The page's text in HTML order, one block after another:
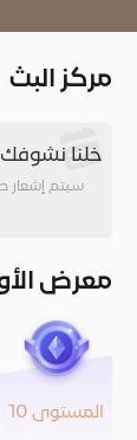
مركز البث
خلنا نشوفك
سيتم إشعار
معرض
المستوى 10